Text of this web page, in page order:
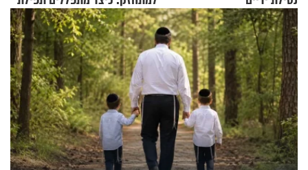
שמונה עשרה?